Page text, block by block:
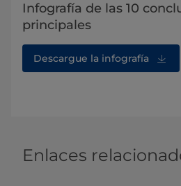
Infografía de las 10
principales
Descargue la infografía
Enlaces